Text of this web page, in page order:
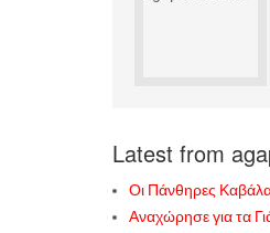
Latest from
Οι Πάνθηρες
Αναχώρησε για τα